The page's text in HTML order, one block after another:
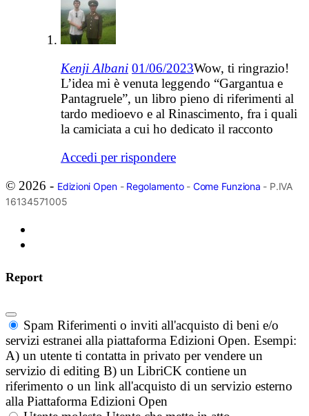
Kenji Albani 01/06/2023Wow, ti ringrazio!
L’idea mi è venuta leggendo “Gargantua e
Pantagruele”, un libro pieno di riferimenti al
tardo medioevo e al Rinascimento, fra i quali
la camiciata a cui ho dedicato il racconto
Accedi per rispondere
© 2026 - Edizioni Open- Regolamento- Come Funziona - P.IVA
16134571005
Report
Spam Riferimenti o inviti all'acquisto di beni e/o
servizi estranei alla piattaforma Edizioni Open. Esempi:
A) un utente ti contatta in privato per vendere un
servizio di editing B) un LibriCK contiene un
riferimento o un link all'acquisto di un servizio esterno
alla Piattaforma Edizioni Open